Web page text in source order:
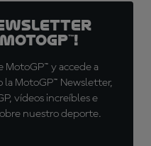
MotoGP™ y accede a
la MotoGP™ Newsletter,
vídeos increíbles e
nuestro deporte.